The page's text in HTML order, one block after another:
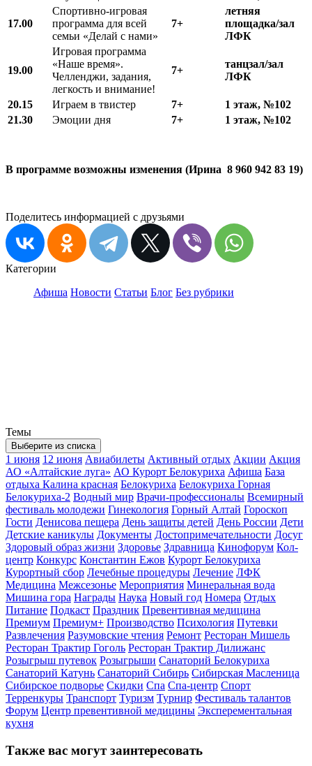
17.00
Спортивно-игровая
программа для всей
семьи «Делай с нами»
7+
летняя
площадка/зал
ЛФК
19.00
Игровая программа
«Наше время».
Челленджи, задания,
легкость и внимание!
7+
танцзал/зал
ЛФК
20.15 Играем в твистер 7+
1 этаж, №102
21.30
Эмоции дня 7+ 1 этаж, №102
В программе возможны изменения (Ирина 8 960 942 83 19)
Поделитесь информацией с друзьями
Категории
Афиша Новости Статьи Блог Без рубрики
Темы
Выберите из списка
1 июня 12 июня Авиабилеты Активный отдых Акции Акция
АО «Алтайские луга» АО Курорт Белокуриха Афиша База
отдыха Калина красная Белокуриха Белокуриха Горная
Белокуриха-2 Водный мир Врачи-профессионалы Всемирный
фестиваль молодежи Гинекология Горный Алтай Гороскоп
Гости Денисова пещера День защиты детей День России Дети
Детские каникулы Документы Достопримечательности Досуг
Здоровый образ жизни Здоровье Здравница Кинофорум Кол-
центр Конкурс Константин Ежов Курорт Белокуриха
Курортный сбор Лечебные процедуры Лечение ЛФК
Медицина Межсезонье Мероприятия Минеральная вода
Мишина гора Награды Наука Новый год Номера Отдых
Питание Подкаст Праздник Превентивная медицина
Премиум Премиум+ Производство Психология Путевки
Развлечения Разумовские чтения Ремонт Ресторан Мишель
Ресторан Трактир Гоголь Ресторан Трактир Дилижанс
Розыгрыш путевок Розыгрыши Санаторий Белокуриха
Санаторий Катунь Санаторий Сибирь Сибирская Масленица
Сибирское подворье Скидки Спа Спа-центр Спорт
Терренкуры Транспорт Туризм Турнир Фестиваль талантов
Форум Центр превентивной медицины Эксперементальная
кухня
Также вас могут заинтересовать